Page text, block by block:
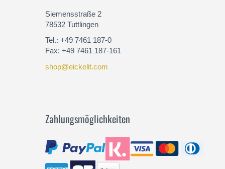
Siemensstraße 2
78532 Tuttlingen
Tel.: +49 7461 187-0
Fax: +49 7461 187-161
shop@eickelit.com
Zahlungsmöglichkeiten